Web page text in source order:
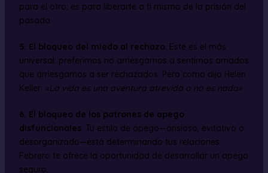
para el otro; es para liberarte a ti mismo de la prisión del
pasado.
5. El bloqueo del miedo al rechazo. Este es el más
universal: preferimos no arriesgarnos a sentirnos amados
que arriesgarnos a ser rechazados. Pero como dijo Helen
Keller: «La vida es una aventura atrevida o no es nada».
6. El bloqueo de los patrones de apego
disfuncionales. Tu estilo de apego—ansioso, evitativo o
desorganizado—está determinando tus relaciones.
Febrero te ofrece la oportunidad de desarrollar un apego
seguro.